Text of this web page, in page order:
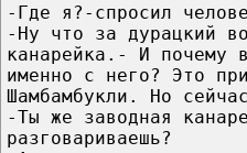
-Где я?-спросил
-Ну что за дурацкий
канарейка.- И почему
именно с него? Это
Шамбамбукли. Но
-Ты же заводная
разговариваешь?